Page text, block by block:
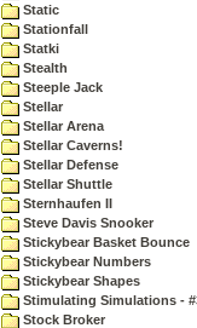
Static
Stationfall
Statki
Stealth
Steeple Jack
Stellar
Stellar Arena
Stellar Caverns!
Stellar Defense
Stellar Shuttle
Sternhaufen II
Steve Davis Snooker
Stickybear Basket Bounce
Stickybear Numbers
Stickybear Shapes
Stimulating Simulations -
Stock Broker